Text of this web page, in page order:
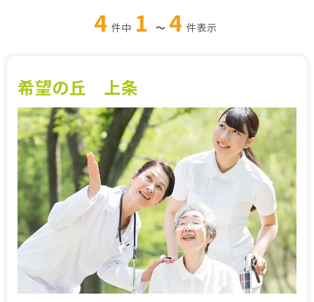
お役立ち情報 一覧
施設特集一覧
ブログ一覧
お気に入り一覧
4 件中 1 ～ 4 件表示
希望の丘 上条